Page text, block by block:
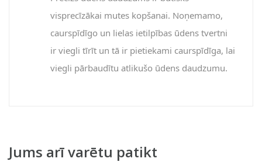
visprecīzākai mutes kopšanai. Noņemamo,
caurspīdīgo un lielas ietilpības ūdens tvertni
ir viegli tīrīt un tā ir pietiekami caurspīdīga, lai
viegli pārbaudītu atlikušo ūdens daudzumu.
Jums arī varētu patikt